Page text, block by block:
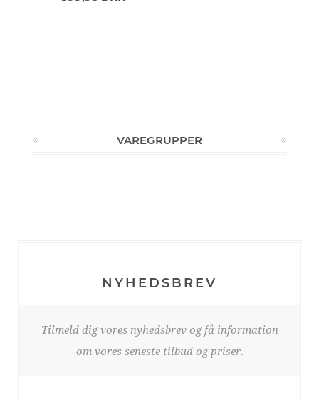
VAREGRUPPER
NYHEDSBREV
Tilmeld dig vores nyhedsbrev og få information
om vores seneste tilbud og priser.